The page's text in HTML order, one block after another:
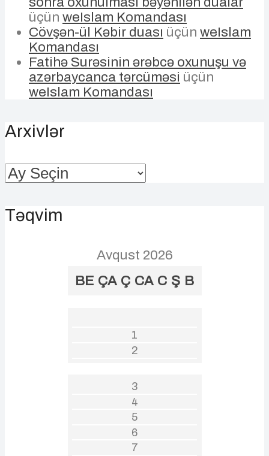
üçün weIslam Komandası
Cövşən-ül Kəbir duası üçün weIslam
Komandası
Fatihə Surəsinin ərəbcə oxunuşu və
azərbaycanca tərcüməsi üçün
weIslam Komandası
Arxivlər
Arxivlər
Təqvim
Avqust 2026
BE ÇA Ç CA C Ş B
1
2
3
4
5
6
7